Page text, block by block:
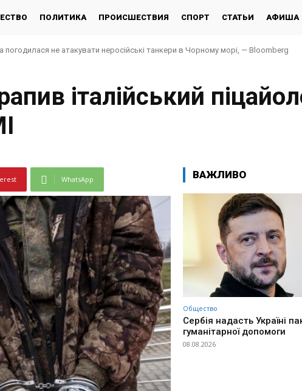
ПОЛИТИКА ПРОИСШЕСТВИЯ СПОРТ СТАТЬИ АФИША
погодилася не атакувати неросійські танкери в Чорному морі, — Bloomberg
італійський
WhatsApp ВАЖЛИВО
Общество
Сербія надасть Україні
гуманітарної допомоги
08.08.2026